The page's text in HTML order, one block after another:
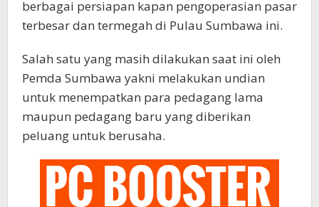
berbagai persiapan kapan pengoperasian pasar
terbesar dan termegah di Pulau Sumbawa ini.
Salah satu yang masih dilakukan saat ini oleh
Pemda Sumbawa yakni melakukan undian
untuk menempatkan para pedagang lama
maupun pedagang baru yang diberikan
peluang untuk berusaha.